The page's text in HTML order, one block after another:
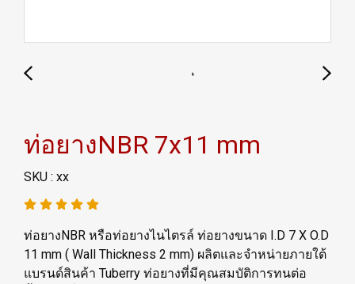
ท่อยางNBR 7x11 mm
SKU : xx
ท่อยางNBR หรือท่อยางไนไตรล์ ท่อยางขนาด I.D 7 X O.D
11 mm ( Wall Thickness 2 mm) ผลิตและจำหน่ายภายใต้
แบรนด์สินค้า Tuberry ท่อยางที่มีคุณสมบัติการทนต่อ